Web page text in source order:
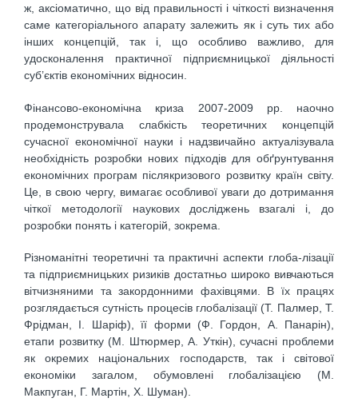
ж, аксіоматично, що від правильності і чіткості визначення
саме категоріального апарату залежить як і суть тих або
інших концепцій, так і, що особливо важливо, для
удосконалення практичної підприємницької діяльності
суб’єктів економічних відносин.
Фінансово-економічна криза 2007-2009 pp. наочно
продемонструвала слабкість теоретичних концепцій
сучасної економічної науки і надзвичайно актуалізувала
необхідність розробки нових підходів для обґрунтування
економічних програм післякризового розвитку країн світу.
Це, в свою чергу, вимагає особливої уваги до дотримання
чіткої методології наукових досліджень взагалі і, до
розробки понять і категорій, зокрема.
Різноманітні теоретичні та практичні аспекти глоба-лізації
та підприємницьких ризиків достатньо широко вивчаються
вітчизняними та закордонними фахівцями. В їх працях
розглядається сутність процесів глобалізації (Т. Палмер, Т.
Фрідман, І. Шаріф), її форми (Ф. Гордон, А. Панарін),
етапи розвитку (М. Штюрмер, А. Уткін), сучасні проблеми
як окремих національних господарств, так і світової
економіки загалом, обумовлені глобалізацією (М.
Макпуган, Г. Мартін, X. Шуман).